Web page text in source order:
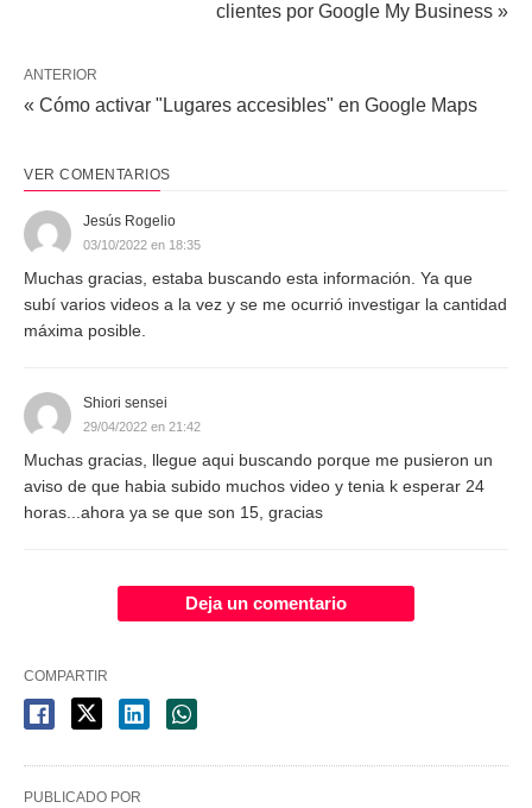
clientes por Google My Business »
ANTERIOR
« Cómo activar "Lugares accesibles" en Google Maps
VER COMENTARIOS
Jesús Rogelio
03/10/2022 en 18:35
Muchas gracias, estaba buscando esta información. Ya que
subí varios videos a la vez y se me ocurrió investigar la cantidad
máxima posible.
Shiori sensei
29/04/2022 en 21:42
Muchas gracias, llegue aqui buscando porque me pusieron un
aviso de que habia subido muchos video y tenia k esperar 24
horas...ahora ya se que son 15, gracias
Deja un comentario
COMPARTIR
PUBLICADO POR